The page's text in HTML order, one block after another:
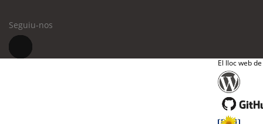
Seguiu-nos
El lloc web